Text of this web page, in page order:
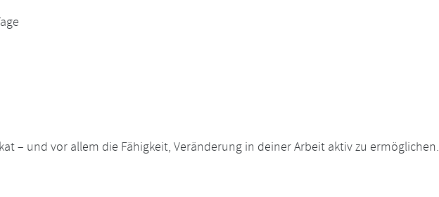
– und vor allem die Fähigkeit, Veränderung in deiner Arbeit aktiv zu ermöglichen.